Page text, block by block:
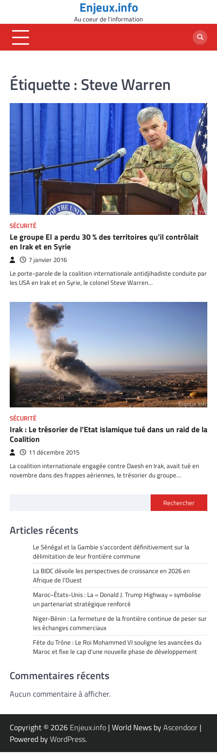
content
Enjeux.info
Au coeur de l'information
Étiquette : Steve Warren
SÉCURITÉ
Le groupe EI a perdu 30 % des territoires qu’il contrôlait
en Irak et en Syrie
7 janvier 2016
Le porte-parole de la coalition internationale antidjihadiste conduite par
les USA en Irak et en Syrie, le colonel Steve Warren…
SÉCURITÉ
Irak : Le trésorier de l’Etat islamique tué dans un raid de la
Coalition
11 décembre 2015
La coalition internationale engagée contre Daesh en Irak, avait tué en
novembre dans des frappes aériennes, le trésorier du groupe…
Rechercher
Articles récents
Le Sénégal et la Gambie s’accordent définitivement sur la
délimitation de leur frontière commune
La BIDC dévoile les perspectives de croissance en 2026 en
Afrique de l’Ouest
Maroc–États-Unis : La « Donald J. Trump Highway » symbolise
un partenariat stratégique renforcé
Niger-Bénin : La fermeture de la frontière continue de peser sur
les échanges commerciaux
Fête du Trône : Le Roi Mohammed VI souligne les avancées du
Maroc et fixe le cap d’une nouvelle phase de développement
Commentaires récents
Aucun commentaire à afficher.
Copyright © 2026 Enjeux.info | World News byAscendoor |
Powered byWordPress.